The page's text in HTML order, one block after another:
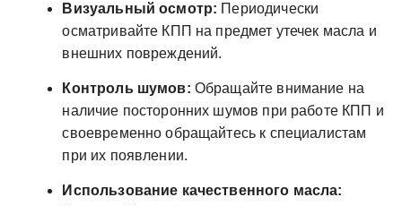
Визуальный осмотр: Периодически
осматривайте КПП на предмет утечек масла и
внешних повреждений.
Контроль шумов: Обращайте внимание на
наличие посторонних шумов при работе КПП и
своевременно обращайтесь к специалистам
при их появлении.
Использование качественного масла: